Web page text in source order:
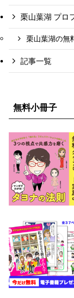
栗山葉湖 プロ
栗山葉湖の無
記事一覧
無料小冊子